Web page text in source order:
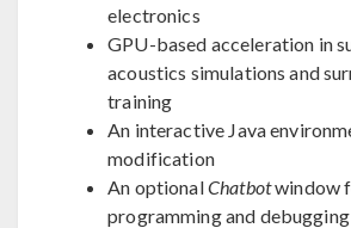
electronics
GPU-based acceleration in
acoustics simulations and
training
An interactive Java
modification
An optionalChatbotwindow
programming and